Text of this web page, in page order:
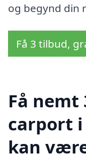
og begynd din
Få 3 tilbud,
Få
carport i
kan